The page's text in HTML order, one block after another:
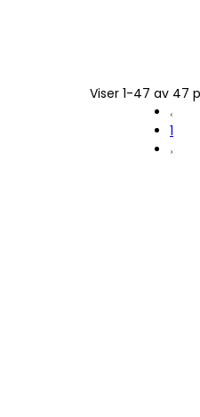
Viser 1-47 av 47
1